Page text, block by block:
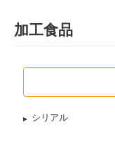
加工食品
シリアル